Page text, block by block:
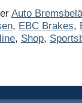
Auto
, EBC Brakes,
, Shop,